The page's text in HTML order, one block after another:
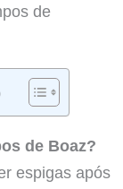
de
de Boaz?
espigas após